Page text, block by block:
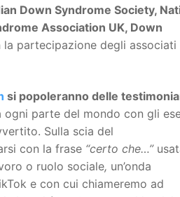
Down Syndrome Society,
Association UK, Down
la partecipazione degli associati
si popoleranno delle
ogni parte del mondo con gli
Sulla scia del
con la frase “certo che…”
o ruolo sociale, un’onda
e con cui chiameremo ad